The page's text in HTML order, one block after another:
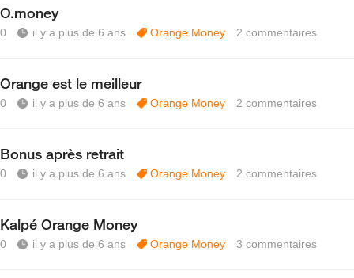
O.money
0 il y a plus de 6 ans Orange Money 2 commentaires
Orange est le meilleur
0 il y a plus de 6 ans Orange Money 2 commentaires
Bonus après retrait
0 il y a plus de 6 ans Orange Money 2 commentaires
Kalpé Orange Money
0 il y a plus de 6 ans Orange Money 3 commentaires